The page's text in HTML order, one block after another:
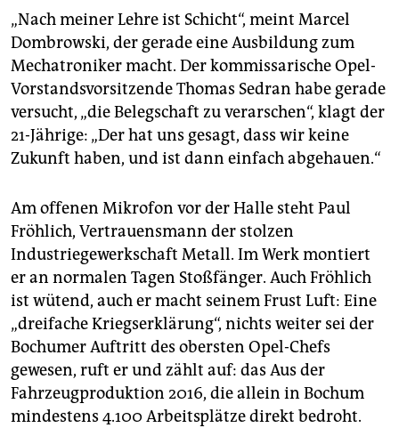
„Nach meiner Lehre ist Schicht“, meint Marcel
Dombrowski, der gerade eine Ausbildung zum
Mechatroniker macht. Der kommissarische Opel-
Vorstandsvorsitzende Thomas Sedran habe gerade
versucht, „die Belegschaft zu verarschen“, klagt der
21-Jährige: „Der hat uns gesagt, dass wir keine
Zukunft haben, und ist dann einfach abgehauen.“
Am offenen Mikrofon vor der Halle steht Paul
Fröhlich, Vertrauensmann der stolzen
Industriegewerkschaft Metall. Im Werk montiert
er an normalen Tagen Stoßfänger. Auch Fröhlich
ist wütend, auch er macht seinem Frust Luft: Eine
„dreifache Kriegserklärung“, nichts weiter sei der
Bochumer Auftritt des obersten Opel-Chefs
gewesen, ruft er und zählt auf: das Aus der
Fahrzeugproduktion 2016, die allein in Bochum
mindestens 4.100 Arbeitsplätze direkt bedroht.